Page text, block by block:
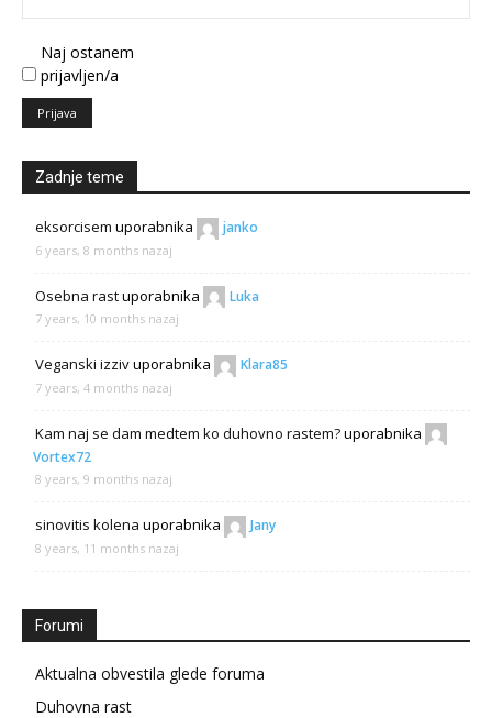
Naj ostanem
prijavljen/a
Prijava
Zadnje teme
eksorcisem uporabnika janko
6 years, 8 months nazaj
Osebna rastuporabnika Luka
7 years, 10 months nazaj
Veganski izzivuporabnika Klara85
7 years, 4 months nazaj
Kam naj se dam medtem ko duhovno rastem?uporabnika
Vortex72
8 years, 9 months nazaj
sinovitis kolena uporabnika Jany
8 years, 11 months nazaj
Forumi
Aktualna obvestila glede foruma
Duhovna rast